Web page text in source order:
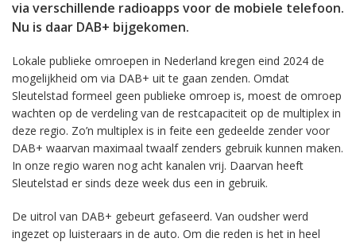
via verschillende radioapps voor de mobiele telefoon.
Nu is daar DAB+ bijgekomen.
Lokale publieke omroepen in Nederland kregen eind 2024 de
mogelijkheid om via DAB+ uit te gaan zenden. Omdat
Sleutelstad formeel geen publieke omroep is, moest de omroep
wachten op de verdeling van de restcapaciteit op de multiplex in
deze regio. Zo’n multiplex is in feite een gedeelde zender voor
DAB+ waarvan maximaal twaalf zenders gebruik kunnen maken.
In onze regio waren nog acht kanalen vrij. Daarvan heeft
Sleutelstad er sinds deze week dus een in gebruik.
De uitrol van DAB+ gebeurt gefaseerd. Van oudsher werd
ingezet op luisteraars in de auto. Om die reden is het in heel